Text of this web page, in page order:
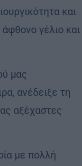
και
γέλιο και
μας
ανέδειξε τη
αξέχαστες
με πολλή